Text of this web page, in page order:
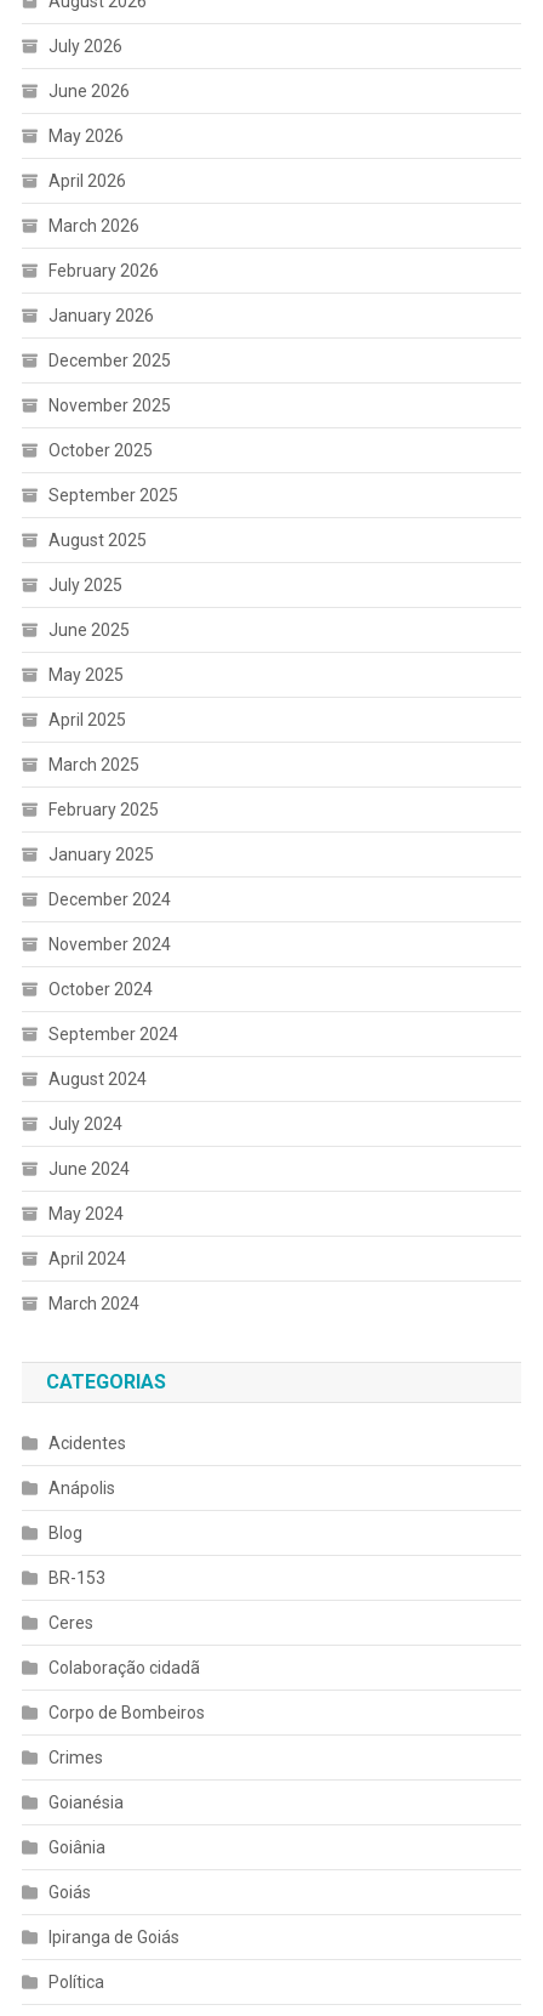
July 2026
June 2026
May 2026
April 2026
March 2026
February 2026
January 2026
December 2025
November 2025
October 2025
September 2025
August 2025
July 2025
June 2025
May 2025
April 2025
March 2025
February 2025
January 2025
December 2024
November 2024
October 2024
September 2024
August 2024
July 2024
June 2024
May 2024
April 2024
March 2024
CATEGORIAS
Acidentes
Anápolis
Blog
BR-153
Ceres
Colaboração cidadã
Corpo de Bombeiros
Crimes
Goianésia
Goiânia
Goiás
Ipiranga de Goiás
Política